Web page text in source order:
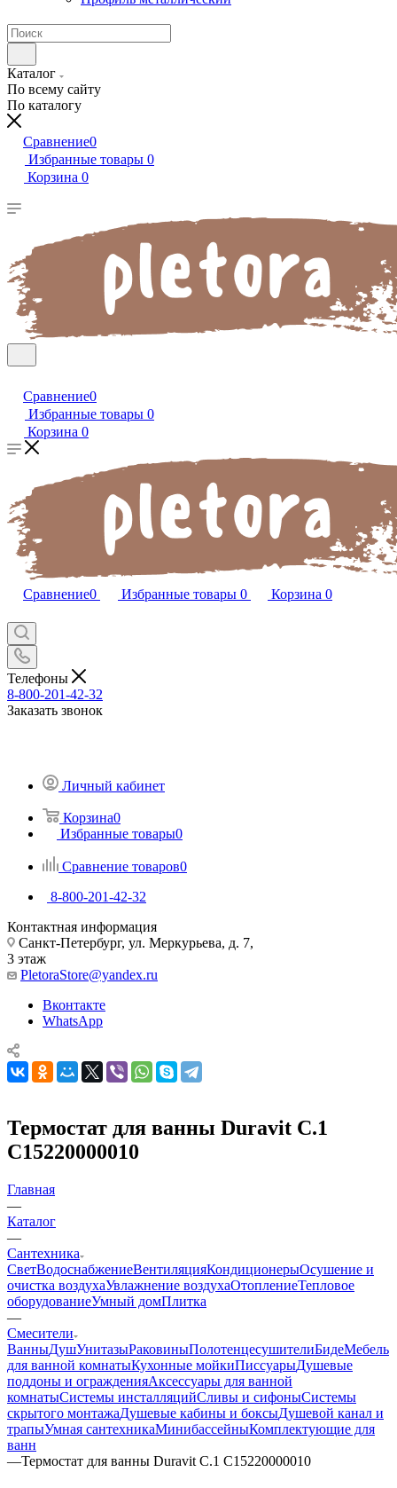
Каталог
По всему сайту
По каталогу
Сравнение0
Избранные товары 0
Корзина 0
Сравнение0
Избранные товары 0
Корзина 0
Сравнение0 Избранные товары 0 Корзина 0
Телефоны
8-800-201-42-32
Заказать звонок
Личный кабинет
Корзина0
Избранные товары0
Сравнение товаров0
8-800-201-42-32
Контактная информация
Санкт-Петербург, ул. Меркурьева, д. 7,
3 этаж
PletoraStore@yandex.ru
Вконтакте
WhatsApp
Термостат для ванны Duravit С.1
C15220000010
Главная
—
Каталог
—
Сантехника
СветВодоснабжениеВентиляцияКондиционерыОсушение и
очистка воздухаУвлажнение воздухаОтоплениеТепловое
оборудованиеУмный домПлитка
—
Смесители
ВанныДушУнитазыРаковиныПолотенцесушителиБидеМебель
для ванной комнатыКухонные мойкиПиссуарыДушевые
поддоны и огражденияАксессуары для ванной
комнатыСистемы инсталляцийСливы и сифоныСистемы
скрытого монтажаДушевые кабины и боксыДушевой канал и
трапыУмная сантехникаМинибассейныКомплектующие для
ванн
—Термостат для ванны Duravit С.1 C15220000010